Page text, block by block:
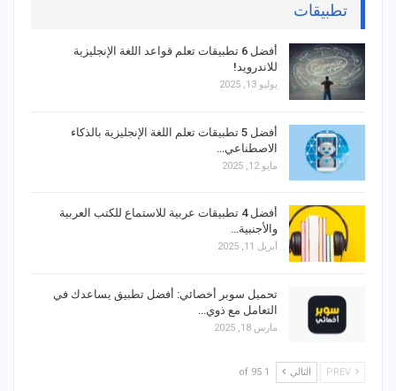
تطبيقات
أفضل 6 تطبيقات تعلم قواعد اللغة الإنجليزية
للاندرويد!
يوليو 13, 2025
أفضل 5 تطبيقات تعلم اللغة الإنجليزية بالذكاء
الاصطناعي…
مايو 12, 2025
أفضل 4 تطبيقات عربية للاستماع للكتب العربية
والأجنبية…
أبريل 11, 2025
تحميل سوبر أخصائي: أفضل تطبيق يساعدك في
التعامل مع ذوي…
مارس 18, 2025
التالي 1 of 95